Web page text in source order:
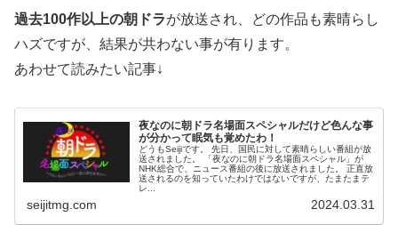
過去100作以上の朝ドラが放送され、どの作品も素晴らし
ハズですが、結果が共わない事が有ります。
あわせて読みたい記事↓
夜なのに朝ドラ名場面スペシャルだけど色んな事
が分かって眠気も覚めたわ！
どうもSeijiです。 先日、国民に対して素晴らしい番組が放
送されました。 「夜なのに朝ドラ名場面スペシャル」が
NHK総合で、ニュース番組の後に放送されました。 正直放
送されるのを知っていたわけではないですが、たまたまテ
レ...
seijitmg.com 2024.03.31